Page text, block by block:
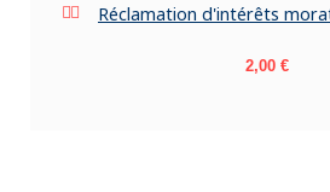
Réclamation d'intérêts
Prix
2,00 €